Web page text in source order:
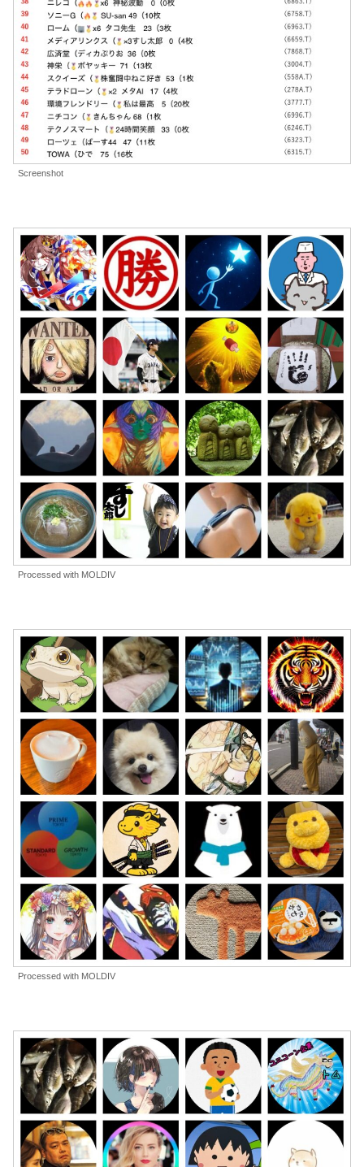
Screenshot
Processed with MOLDIV
Processed with MOLDIV